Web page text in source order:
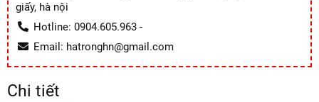
giấy, hà nội
Hotline: 0904.605.963 -
Email: hatronghn@gmail.com
Chi tiết